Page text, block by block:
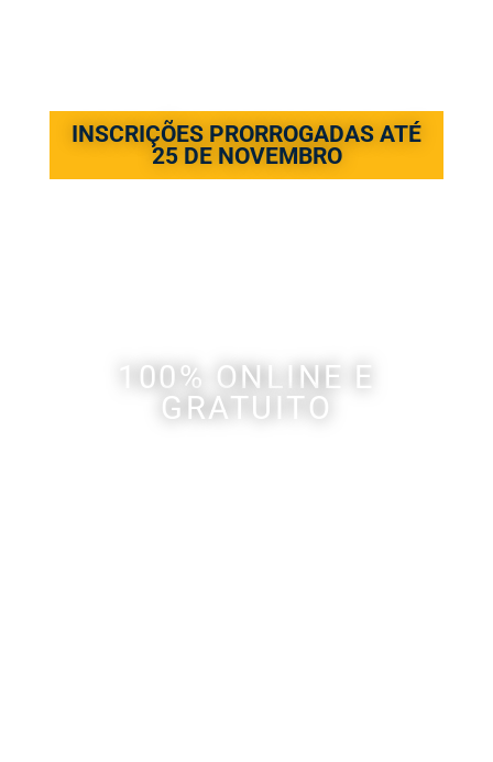
INSCRIÇÕES PRORROGADAS ATÉ
25 DE NOVEMBRO
100% ONLINE E
GRATUITO